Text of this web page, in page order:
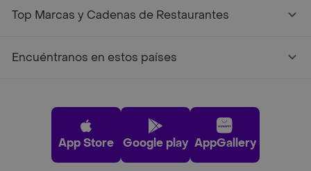
Top Marcas y Cadenas de Restaurantes
Encuéntranos en estos países
App Store Google play AppGallery